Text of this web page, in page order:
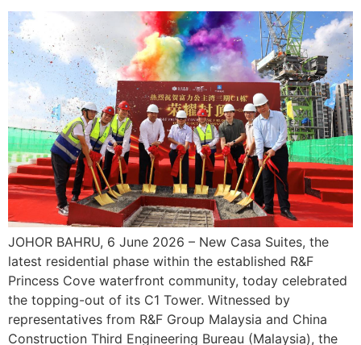
JOHOR BAHRU, 6 June 2026 – New Casa Suites, the
latest residential phase within the established R&F
Princess Cove waterfront community, today celebrated
the topping-out of its C1 Tower. Witnessed by
representatives from R&F Group Malaysia and China
Construction Third Engineering Bureau (Malaysia), the